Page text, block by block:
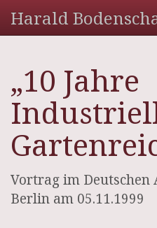
Harald
„10 Jahre
Vortrag im
Berlin am 05.11.1999